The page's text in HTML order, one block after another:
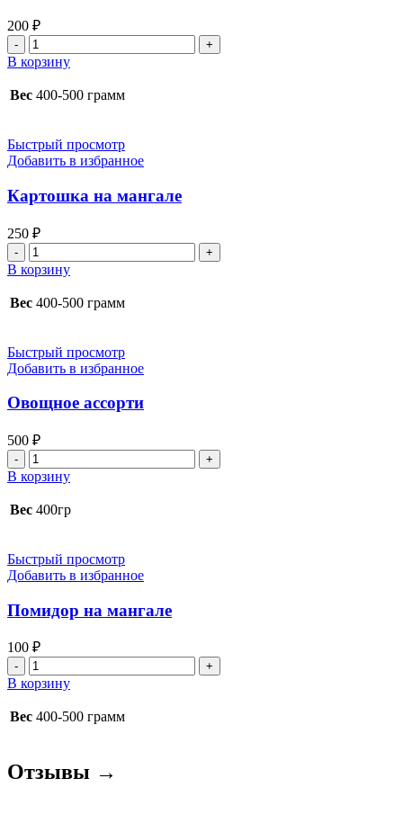
200 ₽
Количество
товара
Болгарский
перец
В корзину
Вес 400-500 грамм
Быстрый просмотр
Добавить в избранное
Картошка на мангале
250 ₽
Количество
товара
Картошка
на
В корзину
Вес 400-500 грамм
Быстрый просмотр
Добавить в избранное
Овощное ассорти
500 ₽
Количество
товара
Овощное
ассорти
В корзину
Вес 400гр
Быстрый просмотр
Добавить в избранное
Помидор на мангале
100 ₽
Количество
товара
Помидор
на
В корзину
Вес 400-500 грамм
Отзывы →